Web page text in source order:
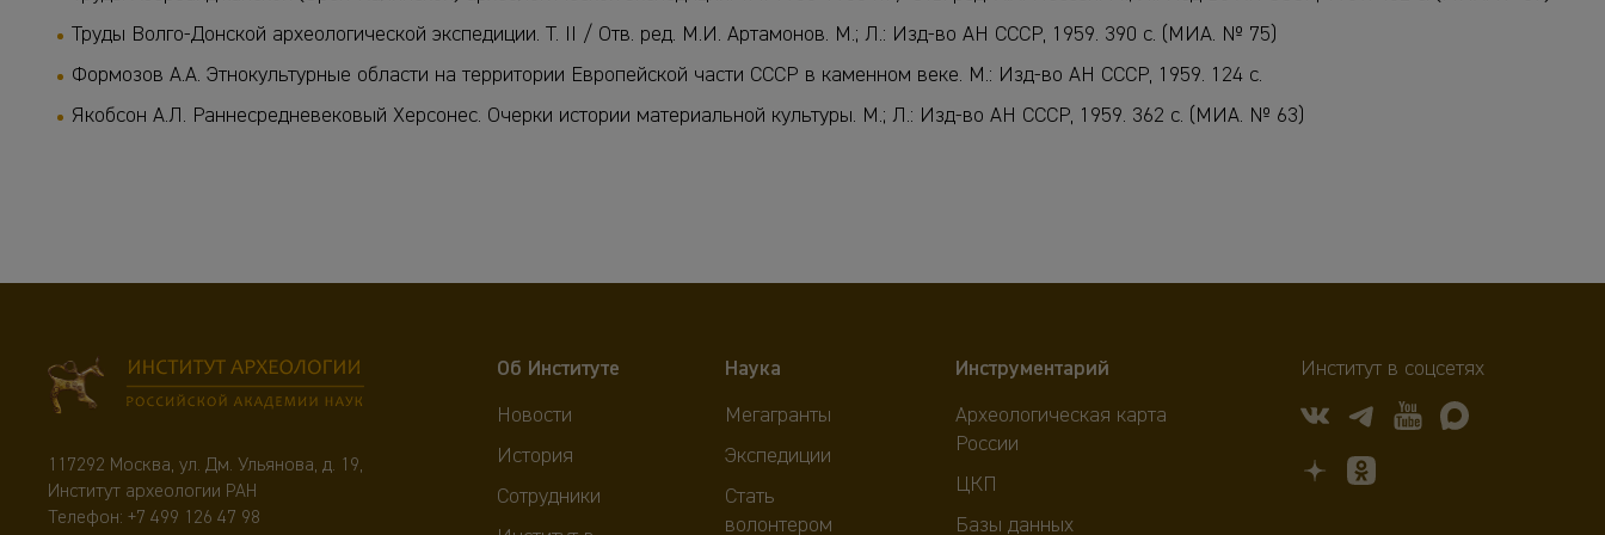
Труды Волго-Донской археологической экспедиции. Т. II / Отв. ред. М.И. Артамонов. M.; Л.: Изд-во АН СССР, 1959. 390 с. (МИА. № 75)
Формозов А.А. Этнокультурные области на территории Европейской части СССР в каменном веке. М.: Изд-во АН СССР, 1959. 124 с.
Якобсон А.Л. Раннесредневековый Херсонес. Очерки истории материальной культуры. М.; Л.: Изд-во АН СССР, 1959. 362 с. (МИА. № 63)
117292 Москва, ул. Дм. Ульянова, д. 19,
Институт археологии РАН
Телефон: +7 499 126 47 98
Об Институте
Новости
История
Сотрудники
Наука
Мегагранты
Экспедиции
Стать
волонтером
Инструментарий
Археологическая карта
России
ЦКП
Базы данных
Институт в соцсетях